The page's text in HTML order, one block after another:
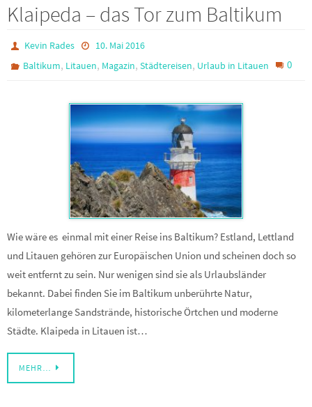
Klaipeda – das Tor zum Baltikum
Kevin Rades
10. Mai 2016
Baltikum, Litauen, Magazin,Städtereisen, Urlaub in Litauen 0
Wie wäre es einmal mit einer Reise ins Baltikum? Estland, Lettland
und Litauen gehören zur Europäischen Union und scheinen doch so
weit entfernt zu sein. Nur wenigen sind sie als Urlaubsländer
bekannt. Dabei finden Sie im Baltikum unberührte Natur,
kilometerlange Sandstrände, historische Örtchen und moderne
Städte. Klaipeda in Litauen ist…
MEHR…